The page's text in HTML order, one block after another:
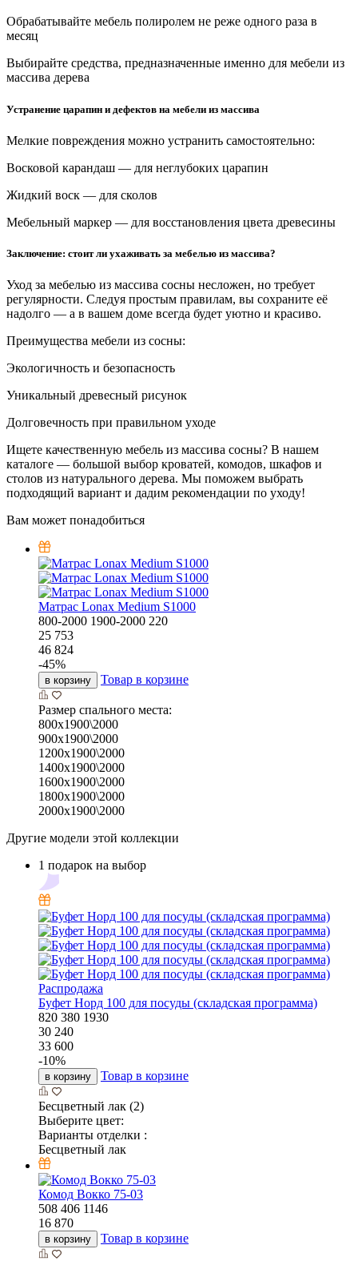
Обрабатывайте мебель полиролем не реже одного раза в
месяц
Выбирайте средства, предназначенные именно для мебели из
массива дерева
Устранение царапин и дефектов на мебели из массива
Мелкие повреждения можно устранить самостоятельно:
Восковой карандаш — для неглубоких царапин
Жидкий воск — для сколов
Мебельный маркер — для восстановления цвета древесины
Заключение: стоит ли ухаживать за мебелью из массива?
Уход за мебелью из массива сосны несложен, но требует
регулярности. Следуя простым правилам, вы сохраните её
надолго — а в вашем доме всегда будет уютно и красиво.
Преимущества мебели из сосны:
Экологичность и безопасность
Уникальный древесный рисунок
Долговечность при правильном уходе
Ищете качественную мебель из массива сосны? В нашем
каталоге — большой выбор кроватей, комодов, шкафов и
столов из натурального дерева. Мы поможем выбрать
подходящий вариант и дадим рекомендации по уходу!
Вам может понадобиться
Матрас Lonax Medium S1000
800-2000 1900-2000 220
25 753
46 824
-45%
в корзину Товар в корзине
Размер спального места:
800х1900\2000
900х1900\2000
1200х1900\2000
1400х1900\2000
1600х1900\2000
1800х1900\2000
2000х1900\2000
Другие модели этой коллекции
1 подарок на выбор
Распродажа
Буфет Норд 100 для посуды (складская программа)
820 380 1930
30 240
33 600
-10%
в корзину Товар в корзине
Бесцветный лак (2)
Выберите цвет:
Варианты отделки :
Бесцветный лак
Комод Вокко 75-03
508 406 1146
16 870
в корзину Товар в корзине